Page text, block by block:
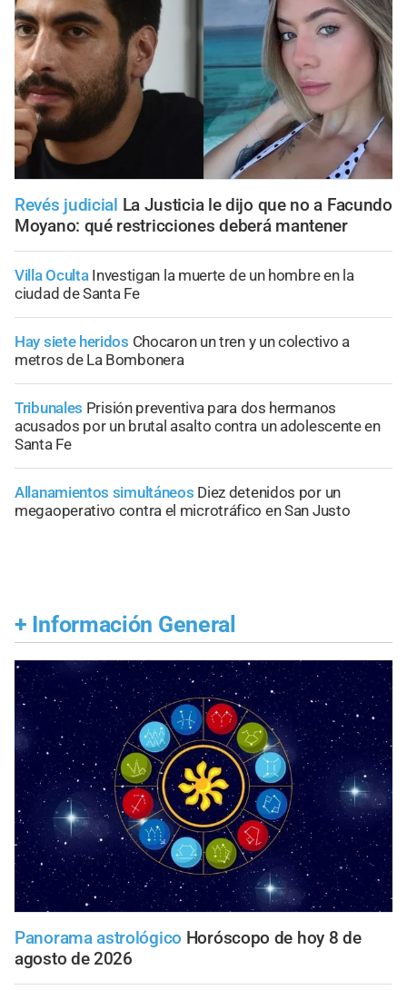
Revés judicial La Justicia le dijo que no a Facundo
Moyano: qué restricciones deberá mantener
Villa Oculta Investigan la muerte de un hombre en la
ciudad de Santa Fe
Hay siete heridos Chocaron un tren y un colectivo a
metros de La Bombonera
Tribunales Prisión preventiva para dos hermanos
acusados por un brutal asalto contra un adolescente en
Santa Fe
Allanamientos simultáneos Diez detenidos por un
megaoperativo contra el microtráfico en San Justo
+ Información General
Panorama astrológico Horóscopo de hoy 8 de
agosto de 2026